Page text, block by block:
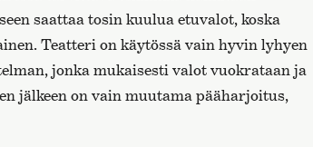
saattaa tosin kuulua etuvalot, koska
Teatteri on käytössä vain hyvin lyhyen
jonka mukaisesti valot vuokrataan ja
jälkeen on vain muutama pääharjoitus,